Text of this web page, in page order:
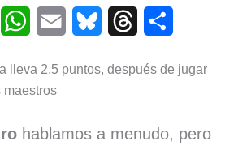
W
s l
u
s a
m
lleva 2,5 puntos, después de jugar
maestros
hablamos a menudo, pero